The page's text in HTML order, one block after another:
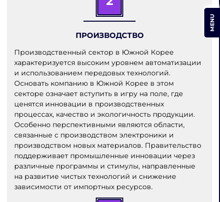
ПРОИЗВОДСТВО
Производственный сектор в Южной Корее
характеризуется высоким уровнем автоматизации
и использованием передовых технологий.
Основать компанию в Южной Корее в этом
секторе означает вступить в игру на поле, где
ценятся инновации в производственных
процессах, качество и экологичность продукции.
Особенно перспективными являются области,
связанные с производством электроники и
производством новых материалов. Правительство
поддерживает промышленные инновации через
различные программы и стимулы, направленные
на развитие чистых технологий и снижение
зависимости от импортных ресурсов.
MENU